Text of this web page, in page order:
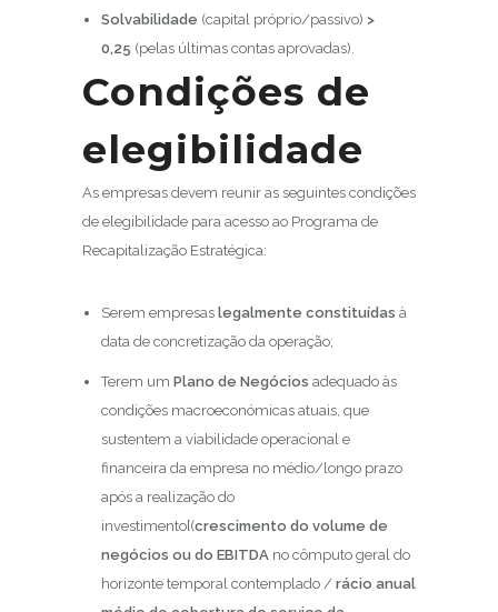
Solvabilidade (capital próprio/passivo) >
0,25 (pelas últimas contas aprovadas).
Condições de
elegibilidade
As empresas devem reunir as seguintes condições
de elegibilidade para acesso ao Programa de
Recapitalização Estratégica:
Serem empresas legalmente constituídas à
data de concretização da operação;
Terem um Plano de Negócios adequado às
condições macroeconómicas atuais, que
sustentem a viabilidade operacional e
financeira da empresa no médio/longo prazo
após a realização do
investimento[(crescimento do volume de
negócios ou do EBITDAno cômputo geral do
horizonte temporal contemplado / rácio anual